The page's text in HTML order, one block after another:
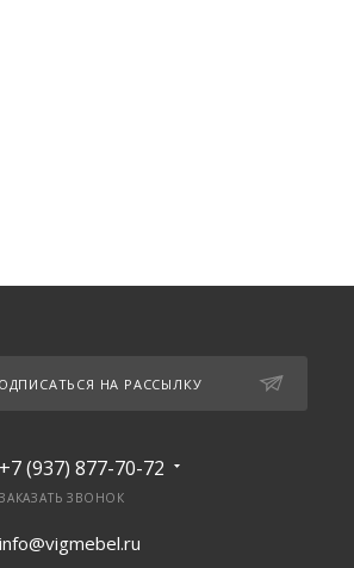
НА РАССЫЛКУ
+7 (937) 877-70-72
ЗАКАЗАТЬ ЗВОНОК
info@vigmebel.ru